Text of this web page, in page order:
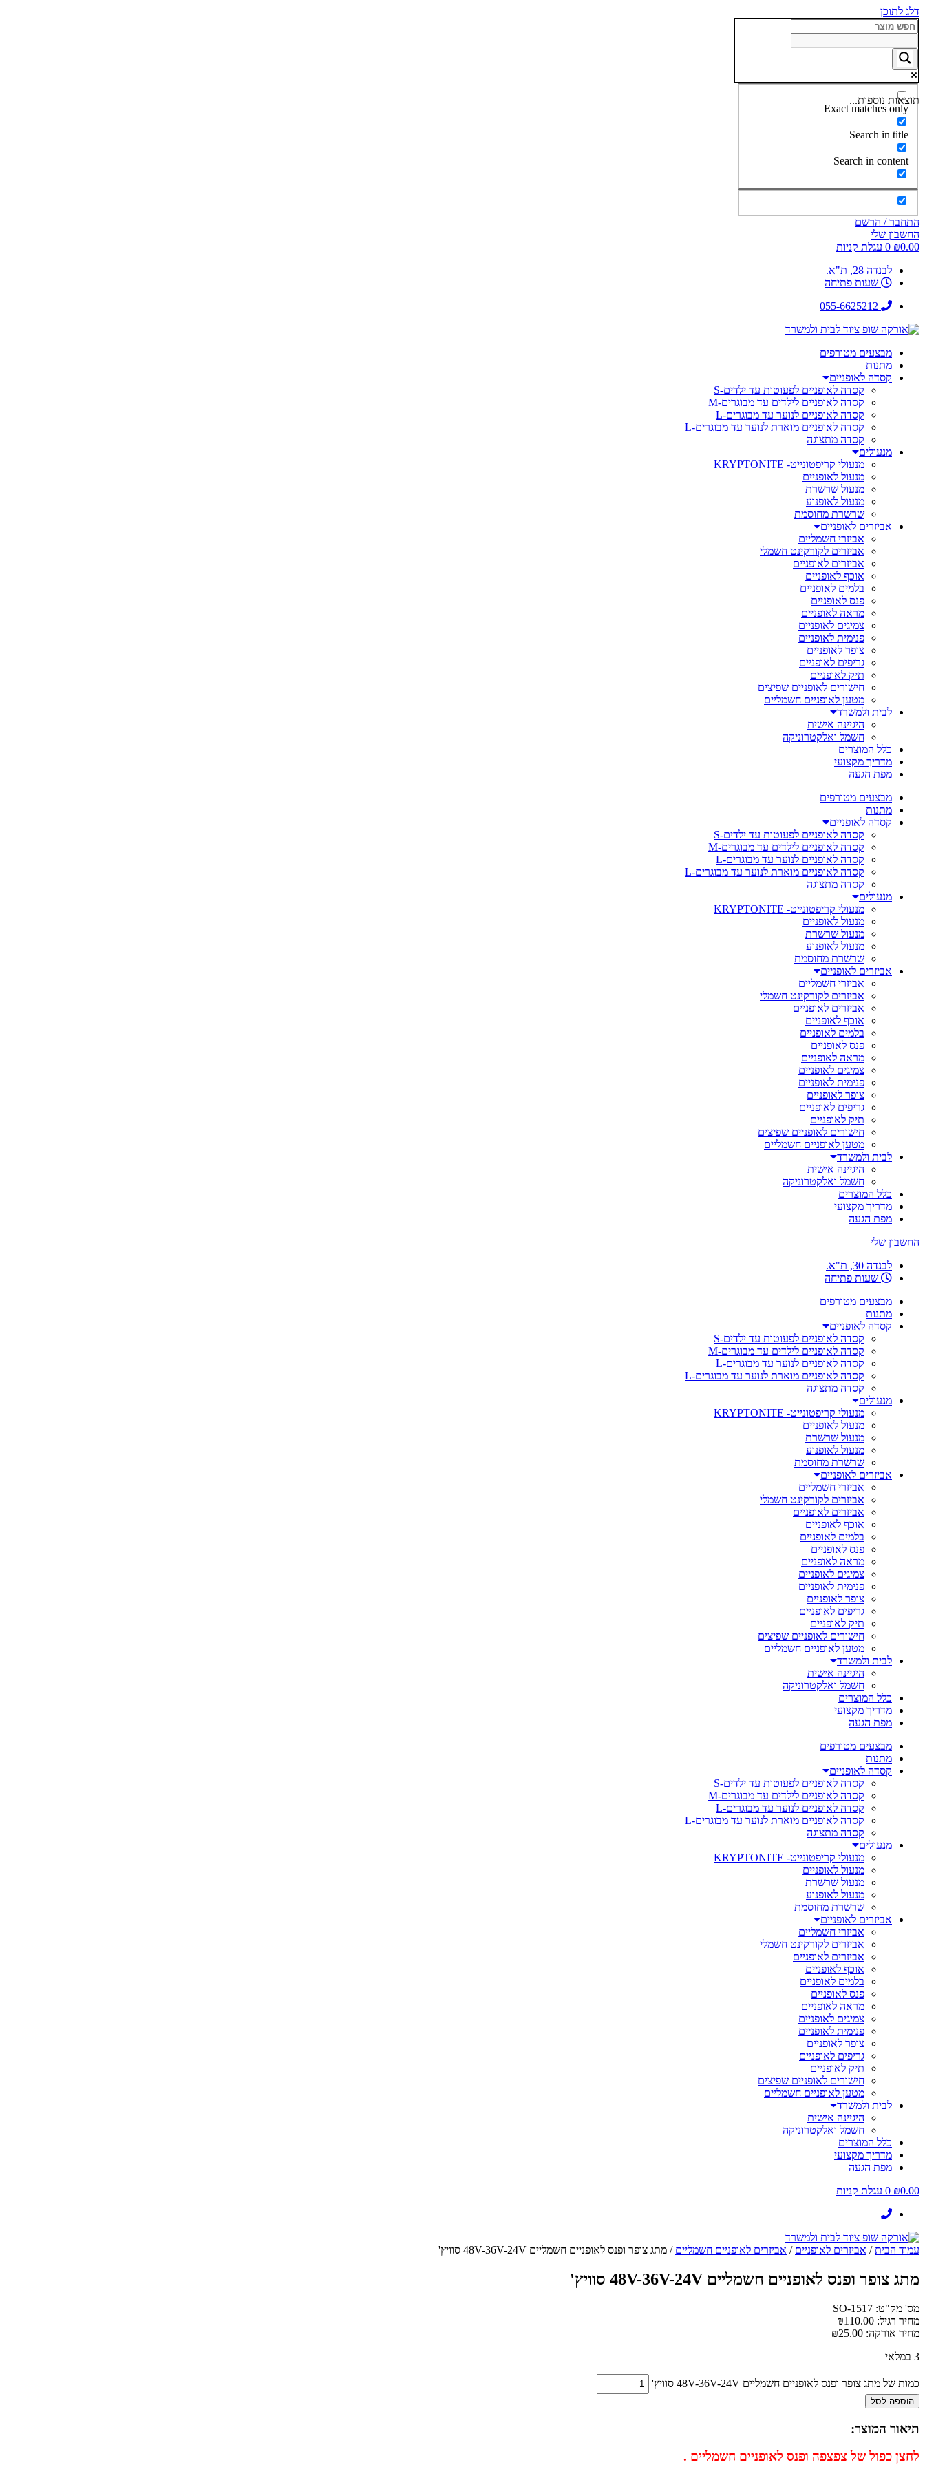
דלג לתוכן
תוצאות נוספות...
Exact matches only
Search in title
Search in content
התחבר / הרשם
החשבון שלי
₪0.00
0 עגלת קניות
לבנדה 28, ת"א.
שעות פתיחה
055-6625212
מבצעים מטורפים
מתנות
קסדה לאופניים
קסדה לאופניים לפעוטות עד ילדים-S
קסדה לאופניים לילדים עד מבוגרים-M
קסדה לאופניים לנוער עד מבוגרים-L
קסדה לאופניים מוארת לנוער עד מבוגרים-L
קסדה מתצוגה
מנעולים
מנעולי קריפטונייט- KRYPTONITE
מנעול לאופניים
מנעול שרשרת
מנעול לאופנוע
שרשרת מחוסמת
אביזרים לאופניים
אביזרי חשמליים
אביזרים לקורקינט חשמלי
אביזרים לאופניים
אוכף לאופניים
בלמים לאופניים
פנס לאופניים
מראה לאופניים
צמיגים לאופניים
פנימית לאופניים
צופר לאופניים
גריפים לאופניים
תיק לאופניים
חישורים לאופניים שפיצים
מטען לאופניים חשמליים
לבית ולמשרד
היגיינה אישית
חשמל ואלקטרוניקה
כלל המוצרים
מדריך מקצועי
מפת הגעה
מבצעים מטורפים
מתנות
קסדה לאופניים
קסדה לאופניים לפעוטות עד ילדים-S
קסדה לאופניים לילדים עד מבוגרים-M
קסדה לאופניים לנוער עד מבוגרים-L
קסדה לאופניים מוארת לנוער עד מבוגרים-L
קסדה מתצוגה
מנעולים
מנעולי קריפטונייט- KRYPTONITE
מנעול לאופניים
מנעול שרשרת
מנעול לאופנוע
שרשרת מחוסמת
אביזרים לאופניים
אביזרי חשמליים
אביזרים לקורקינט חשמלי
אביזרים לאופניים
אוכף לאופניים
בלמים לאופניים
פנס לאופניים
מראה לאופניים
צמיגים לאופניים
פנימית לאופניים
צופר לאופניים
גריפים לאופניים
תיק לאופניים
חישורים לאופניים שפיצים
מטען לאופניים חשמליים
לבית ולמשרד
היגיינה אישית
חשמל ואלקטרוניקה
כלל המוצרים
מדריך מקצועי
מפת הגעה
החשבון שלי
לבנדה 30, ת"א.
שעות פתיחה
מבצעים מטורפים
מתנות
קסדה לאופניים
קסדה לאופניים לפעוטות עד ילדים-S
קסדה לאופניים לילדים עד מבוגרים-M
קסדה לאופניים לנוער עד מבוגרים-L
קסדה לאופניים מוארת לנוער עד מבוגרים-L
קסדה מתצוגה
מנעולים
מנעולי קריפטונייט- KRYPTONITE
מנעול לאופניים
מנעול שרשרת
מנעול לאופנוע
שרשרת מחוסמת
אביזרים לאופניים
אביזרי חשמליים
אביזרים לקורקינט חשמלי
אביזרים לאופניים
אוכף לאופניים
בלמים לאופניים
פנס לאופניים
מראה לאופניים
צמיגים לאופניים
פנימית לאופניים
צופר לאופניים
גריפים לאופניים
תיק לאופניים
חישורים לאופניים שפיצים
מטען לאופניים חשמליים
לבית ולמשרד
היגיינה אישית
חשמל ואלקטרוניקה
כלל המוצרים
מדריך מקצועי
מפת הגעה
מבצעים מטורפים
מתנות
קסדה לאופניים
קסדה לאופניים לפעוטות עד ילדים-S
קסדה לאופניים לילדים עד מבוגרים-M
קסדה לאופניים לנוער עד מבוגרים-L
קסדה לאופניים מוארת לנוער עד מבוגרים-L
קסדה מתצוגה
מנעולים
מנעולי קריפטונייט- KRYPTONITE
מנעול לאופניים
מנעול שרשרת
מנעול לאופנוע
שרשרת מחוסמת
אביזרים לאופניים
אביזרי חשמליים
אביזרים לקורקינט חשמלי
אביזרים לאופניים
אוכף לאופניים
בלמים לאופניים
פנס לאופניים
מראה לאופניים
צמיגים לאופניים
פנימית לאופניים
צופר לאופניים
גריפים לאופניים
תיק לאופניים
חישורים לאופניים שפיצים
מטען לאופניים חשמליים
לבית ולמשרד
היגיינה אישית
חשמל ואלקטרוניקה
כלל המוצרים
מדריך מקצועי
מפת הגעה
₪0.00
0 עגלת קניות
עמוד הבית/ אביזרים לאופניים / אביזרים לאופניים חשמליים / מתג צופר ופנס לאופניים חשמליים 48V-36V-24V סוויץ'
מתג צופר ופנס לאופניים חשמליים 48V-36V-24V סוויץ'
מס' מק"ט: SO-1517
מחיר רגיל:
₪110.00
מחיר אורקה:
₪25.00
3 במלאי
כמות של מתג צופר ופנס לאופניים חשמליים 48V-36V-24V סוויץ'
הוספה לסל
תיאור המוצר:
לחצן כפול של צפצפה ופנס לאופניים חשמליים .